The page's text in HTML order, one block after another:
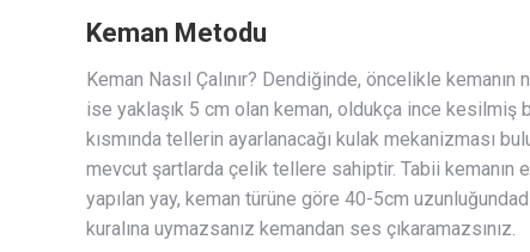
Keman Metodu
Keman Nasıl Çalınır? Dendiğinde, öncelikle
ise yaklaşık 5 cm olan keman, oldukça ince kesilmiş
kısmında tellerin ayarlanacağı kulak mekanizması
mevcut şartlarda çelik tellere sahiptir. Tabii kemanın
yapılan yay, keman türüne göre 40-5cm
kuralına uymazsanız kemandan ses çıkaramazsınız.